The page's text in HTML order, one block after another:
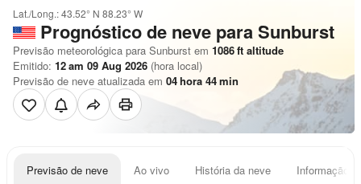
Lat./Long.:43.52° N 88.23° W
Prognóstico de neve para Sunburst
Previsão meteorológica para Sunburst em 1086ft altitude
Emitido: 12 am 09 Aug 2026 (hora local)
Previsão de neve atualizada em 04hora 44min
Previsão de neve Ao vivo História da neve Informação